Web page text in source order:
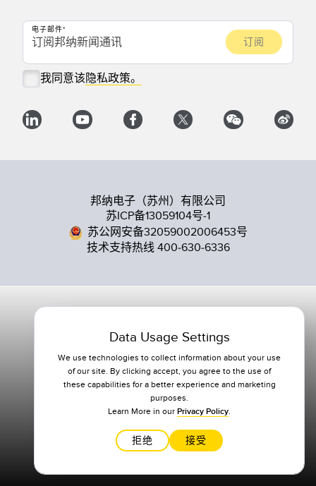
电子邮件
我同意该隐私政策。
邦纳电子（苏州）有限公司
苏ICP备13059104号-1
苏公网安备32059002006453号
技术支持热线 400-630-6336
Data Usage Settings
We use technologies to collect information about your use
of our site. By clicking accept, you agree to the use of
these capabilities for a better experience and marketing
purposes.
Learn More in our Privacy Policy.
拒绝 接受